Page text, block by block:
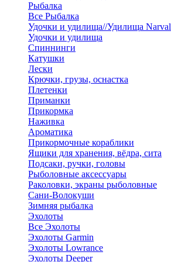
Рыбалка
Все Рыбалка
Удочки и удилища//Удилища Narval
Удочки и удилища
Спиннинги
Катушки
Лески
Крючки, грузы, оснастка
Плетенки
Приманки
Прикормка
Наживка
Ароматика
Прикормочные кораблики
Ящики для хранения, вёдра, сита
Подсаки, ручки, головы
Рыболовные аксессуары
Раколовки, экраны рыболовные
Сани-Волокуши
Зимняя рыбалка
Эхолоты
Все Эхолоты
Эхолоты Garmin
Эхолоты Lowrance
Эхолоты Deeper